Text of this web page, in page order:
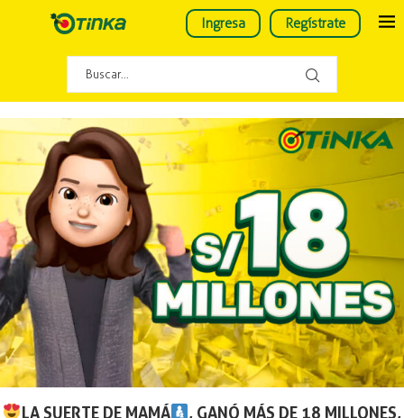
Ingresa Regístrate
LA SUERTE DE MAMÁ
, GANÓ MÁS DE 18 MILLONES,